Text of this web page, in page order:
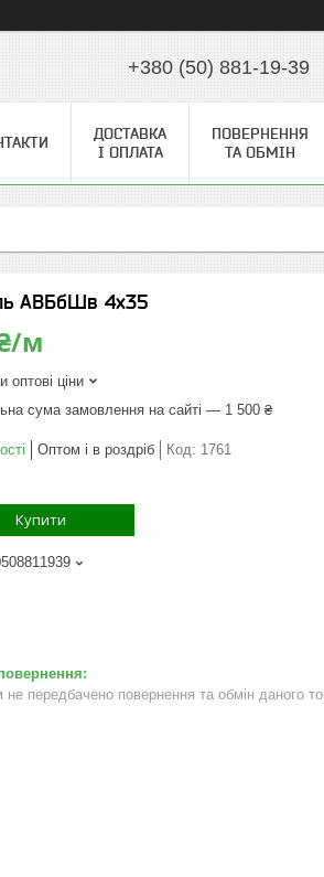
+380 (50) 881-19-39
ДОСТАВКА
І ОПЛАТА
ПОВЕРНЕННЯ
ТА ОБМІН
АВБбШв 4х35
м
оптові ціни
сума замовлення на сайті — 1 500 ₴
Оптом і в роздріб Код: 1761
Купити
не передбачено повернення та обмін даного